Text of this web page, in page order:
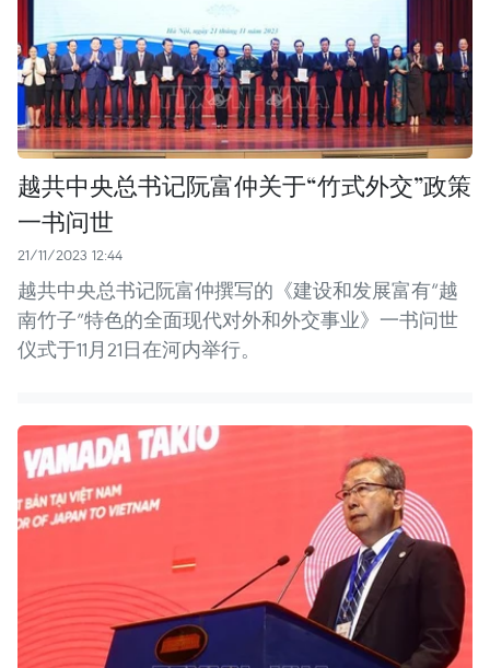
越共中央总书记阮富仲关于“竹式外交”政策
一书问世
21/11/2023 12:44
越共中央总书记阮富仲撰写的《建设和发展富有“越
南竹子”特色的全面现代对外和外交事业》一书问世
仪式于11月21日在河内举行。